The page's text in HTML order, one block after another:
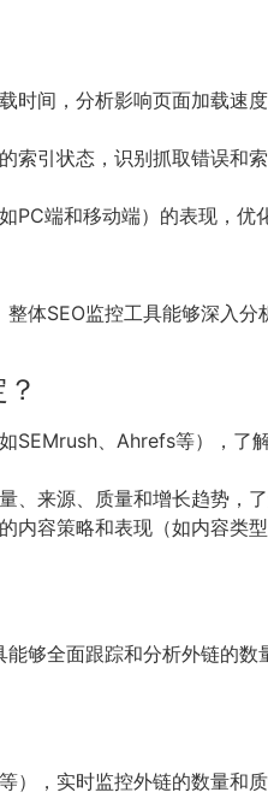
时间，分析影响页面加载速
索引状态，识别抓取错误和
PC端和移动端）的表现，优
体SEO监控工具能够深入
SEMrush、Ahrefs等），了
、来源、质量和增长趋势，
内容策略和表现（如内容类
够全面跟踪和分析外链的
），实时监控外链的数量